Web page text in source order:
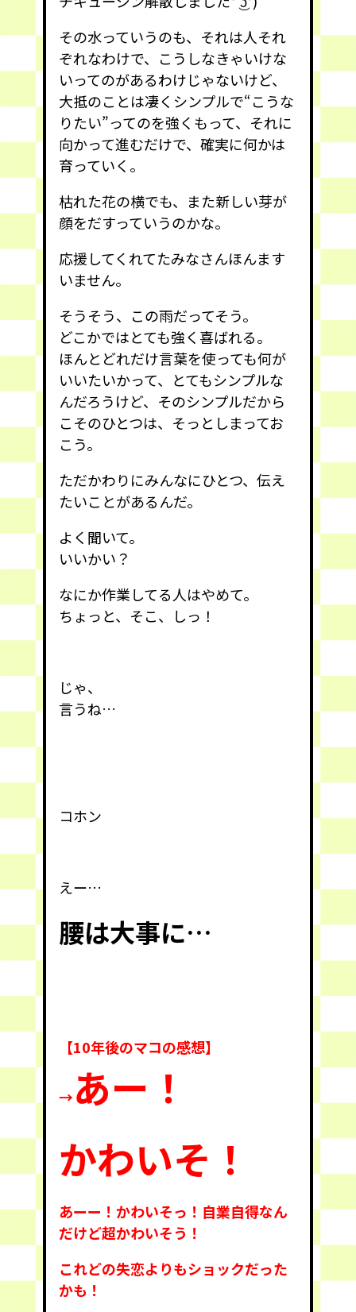
その水っていうのも、それは人それ
ぞれなわけで、こうしなきゃいけな
いってのがあるわけじゃないけど、
大抵のことは凄くシンプルで“こうな
りたい”ってのを強くもって、それに
向かって進むだけで、確実に何かは
育っていく。
枯れた花の横でも、また新しい芽が
顔をだすっていうのかな。
応援してくれてたみなさんほんます
いません。
そうそう、この雨だってそう。
どこかではとても強く喜ばれる。
ほんとどれだけ言葉を使っても何が
いいたいかって、とてもシンプルな
んだろうけど、そのシンプルだから
こそのひとつは、そっとしまってお
こう。
ただかわりにみんなにひとつ、伝え
たいことがあるんだ。
よく聞いて。
いいかい？
なにか作業してる人はやめて。
ちょっと、そこ、しっ！
じゃ、
言うね…
コホン
えー…
腰は大事に…
【10年後のマコの感想】
→あー！
かわいそ！
あーー！かわいそっ！自業自得なん
だけど超かわいそう！
これどの失恋よりもショックだった
かも！